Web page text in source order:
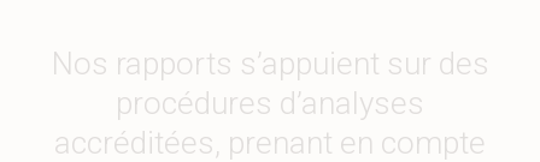
Nos rapports s’appuient sur des
procédures d’analyses
accréditées, prenant en compte